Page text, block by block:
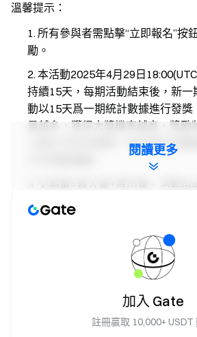
溫馨提示：
所有參與者需點擊“立即報名”按
勵。
本活動2025年4月29日
持續15天，每期活動結束後，新
動以15天爲一期統計數據進行發獎
量越多，獲得大獎機率越高，獎勵
14個工作日內發獎。用戶需在活動
交易量=買入量+賣出量。活動
易量+合約交易量 * 40%+盤前交易
（有效期30天，返現比
( 有效期5天)。獎
後14個工作天內發放。
做市商、企業、機構、代理商及
夥人帳戶及合夥人下級帳戶不可參
閱讀更多
加入 Gate
註冊贏取 10,000+ USDT